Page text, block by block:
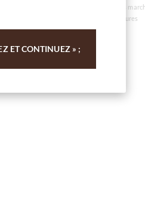
* Les jours ouvrables pour les
paiements reçus avant 12 heures
ET CONTINUEZ » ;